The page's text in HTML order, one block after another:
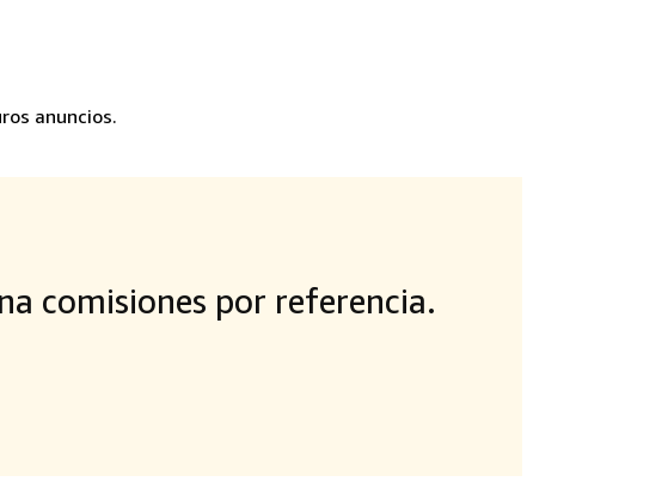
anuncios.
comisiones por referencia.